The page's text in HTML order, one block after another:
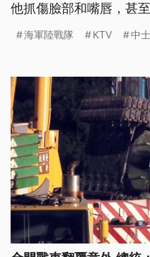
他抓傷臉部和嘴唇，甚
辦。海軍陸戰隊指揮部
KTV包廂，因為幾杯黃
中士，把包廂內物品毀損
海軍陸戰隊 KTV 中士